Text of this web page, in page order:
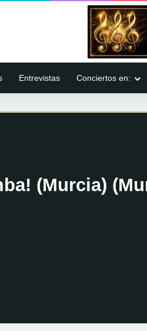
Entrevistas Conciertos en:
(Murcia)